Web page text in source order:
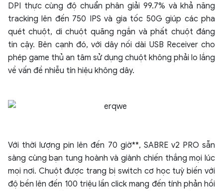
DPI thực cùng độ chuẩn phân giải 99.7% và khả năng
tracking lên đến 750 IPS và gia tốc 50G giúp các pha
quét chuột, di chuột quãng ngắn và phất chuột đáng
tin cậy. Bên cạnh đó, với dây nối dài USB Receiver cho
phép game thủ an tâm sử dụng chuột không phải lo lắng
về vấn đề nhiễu tín hiệu không dây.
Với thời lượng pin lên đến 70 giờ**, SABRE v2 PRO sẵn
sàng cùng bạn tung hoành và giành chiến thắng mọi lúc
mọi nơi. Chuột được trang bị switch cơ học tuỳ biến với
độ bền lên đến 100 triệu lần click mang đến tính phản hồi